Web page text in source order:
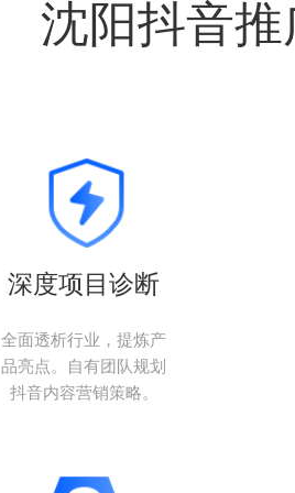
沈阳抖音
深度项目诊断
全面透析行业，提炼产
品亮点。自有团队规划
抖音内容营销策略。